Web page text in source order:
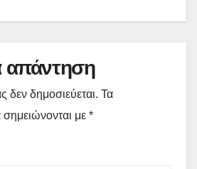
απάντηση
δεν δημοσιεύεται. Τα
με *